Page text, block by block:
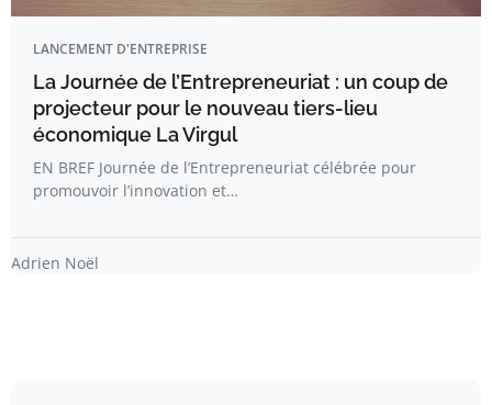
LANCEMENT D'ENTREPRISE
La Journée de l’Entrepreneuriat : un coup de
projecteur pour le nouveau tiers-lieu
économique La Virgul
EN BREF Journée de l’Entrepreneuriat célébrée pour
promouvoir l’innovation et…
Adrien Noël